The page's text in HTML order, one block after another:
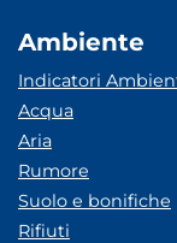
Ambiente
Indicatori
Acqua
Aria
Rumore
Suolo e bonifiche
Rifiuti